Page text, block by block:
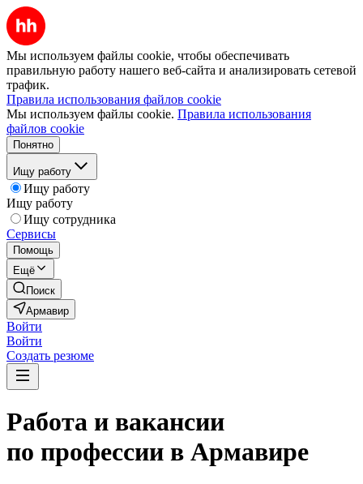
Мы используем файлы cookie, чтобы обеспечивать
правильную работу нашего веб-сайта и анализировать сетевой
трафик.
Правила использования файлов cookie
Мы используем файлы cookie. Правила использования
файлов cookie
Понятно
Ищу работу
Ищу работу
Ищу работу
Ищу сотрудника
Сервисы
Помощь
Ещё
Поиск
Армавир
Войти
Войти
Создать резюме
Работа и вакансии
по профессии в Армавире